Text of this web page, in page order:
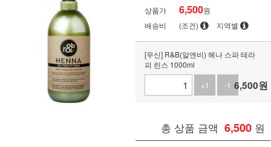
상품가
6,500원
배송비
(조건) 지역별
[우신] R&B(알앤비) 헤나 스파 테라
피 린스 1000ml
+1
-1 6,500원
총 상품 금액 6,500 원